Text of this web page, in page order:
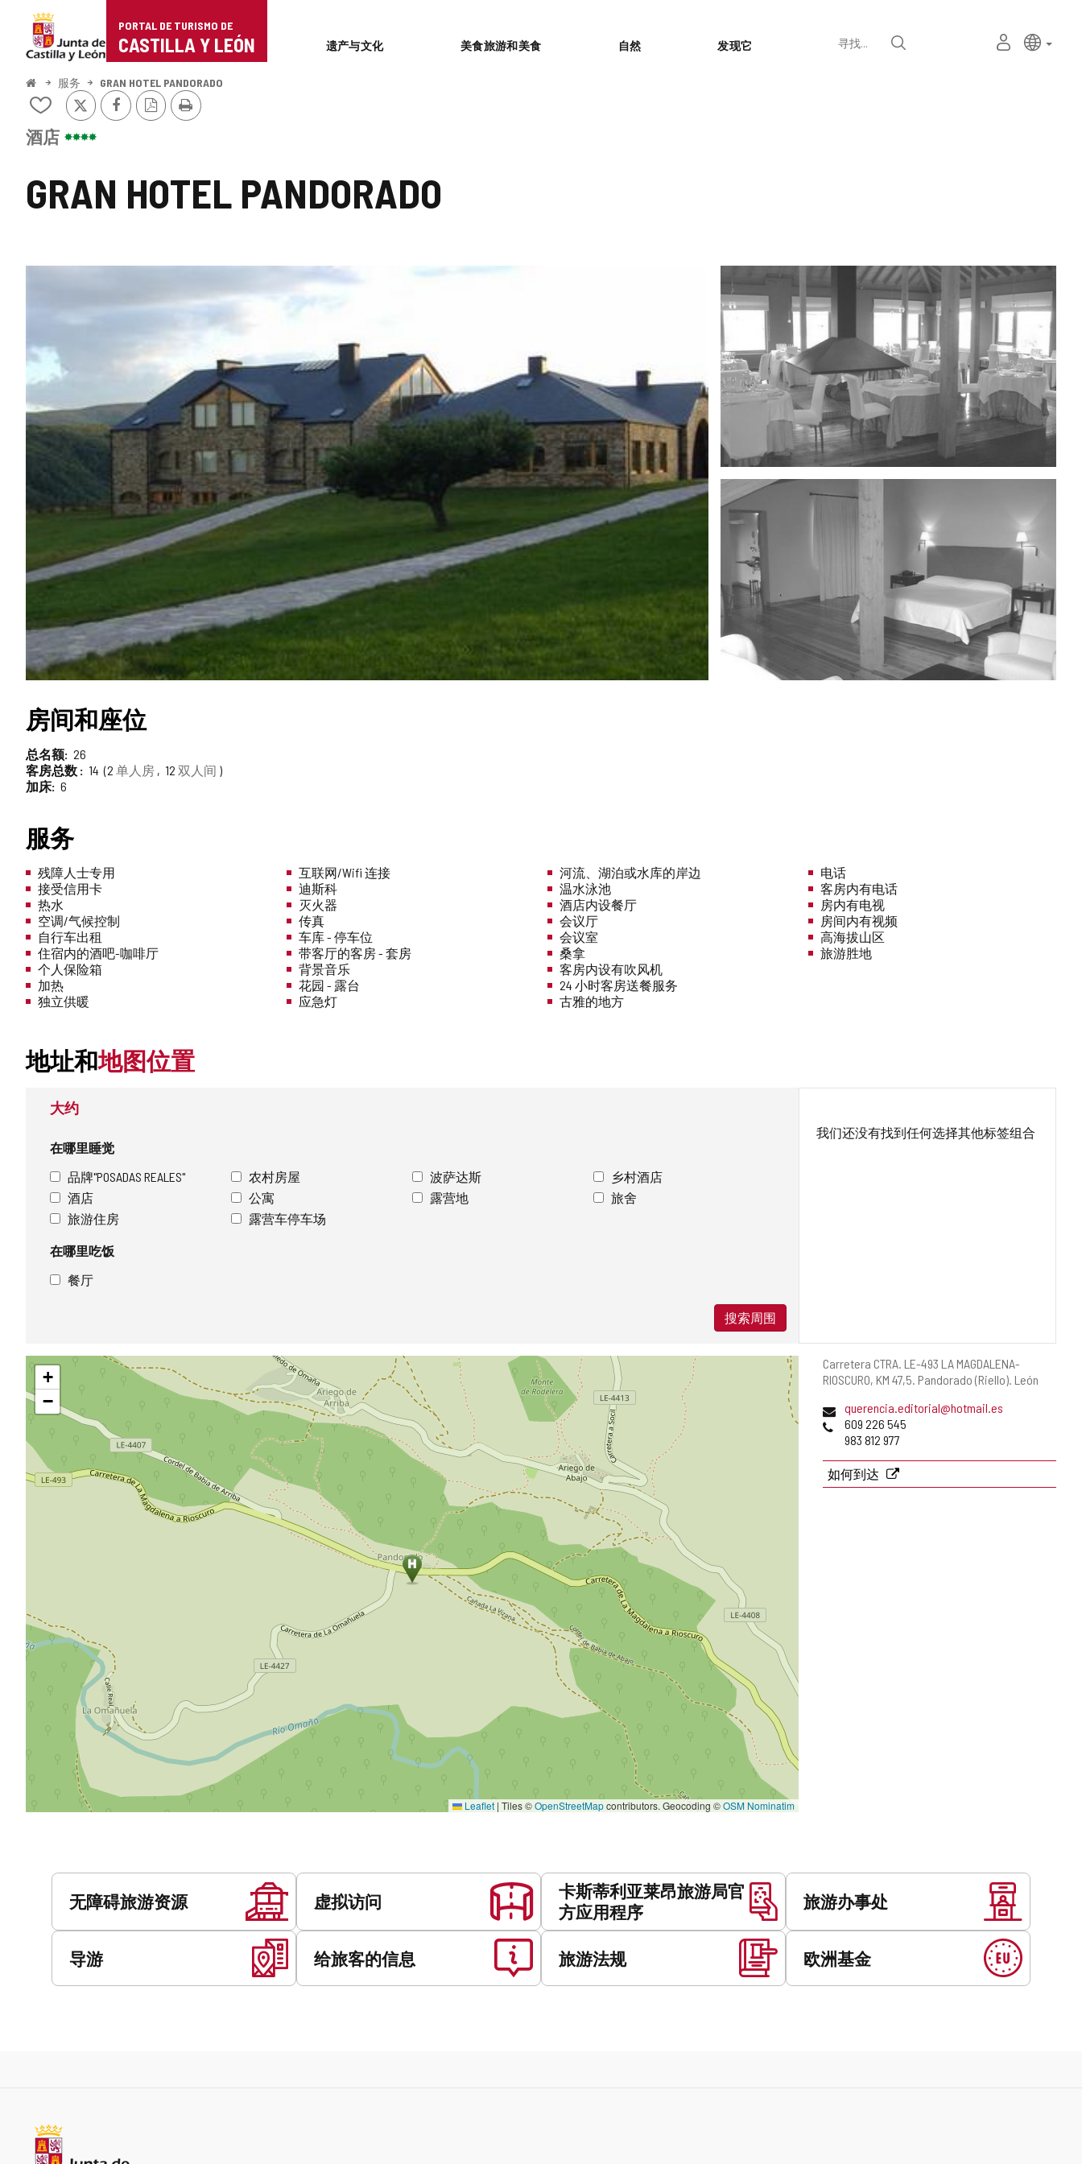
Portal
de
Turismo
Castilla
León
PORTAL DE TURISMO DE
CASTILLA Y LEÓN 遗产与文化 美食旅游和美食 自然 发现它 寻找
语
言
主动语
中文
开
始
服务 GRAN HOTEL PANDORADO
GRAN HOTEL PANDORADO
从
的
笔
本
中
除
推
特
FacebookPDF
版
打
印
库
酒店
房间和座位
总名额 26
客房总数
14 2 单人房 12 双人间
加床 6
服务
残障人士专用
接受信用卡
热水
空调/气候控制
自行车出租
住宿内的酒吧-咖啡厅
个人保险箱
加热
独立供暖
互联网/Wifi 连接
迪斯科
灭火器
传真
车库 - 停车位
带客厅的客房 - 套房
背景音乐
花园 - 露台
应急灯
河流、湖泊或水库的岸边
温水泳池
酒店内设餐厅
会议厅
会议室
桑拿
客房内设有吹风机
24 小时客房送餐服务
古雅的地方
电话
客房内有电话
房内有电视
房间内有视频
高海拔山区
旅游胜地
地址和地图位置
邮
寄
址
Carretera CTRA. LE-493 LA MAGDALENA-
RIOSCURO, KM 47,5. Pandorado (Riello). León
电
子
地
址
querencia.editorial@hotmail.es
电
609 226 545
983 812 977
如何到达
大约
在哪里睡觉
品牌"POSADAS REALES"
农村房屋 波萨达斯
乡村酒店
酒店
公寓 露营地
旅舍
旅游住房
露营车停车场
在哪里吃饭
餐厅
搜索周围
我们还没有找到任何选择其他标签组合
跳
地
图
+
−
Leaflet | Tiles ©OpenStreetMapcontributors. Geocoding ©OSM Nominatim
无障碍旅游资源 虚拟访问
卡斯蒂利亚莱昂旅游局官
方应用程序
旅游办事处
导游 给旅客的信息 旅游法规 欧洲基金